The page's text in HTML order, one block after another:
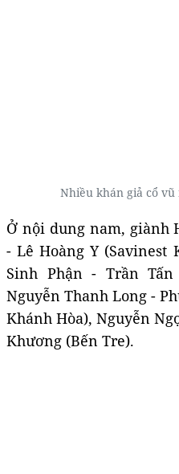
Nhiều khán giả cổ
Ở nội dung nam, giành
- Lê Hoàng Y (Savinest
Sinh Phận - Trần
Nguyễn Thanh Long -
Khánh Hòa), Nguyễn
Khương (Bến Tre).